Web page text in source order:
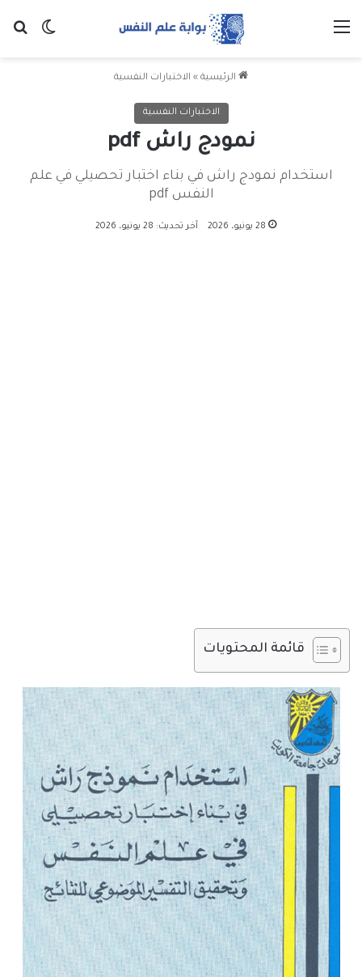
الرئيسية » الاختبارات النفسية
الاختبارات النفسية
نمودج راش pdf
استخدام نمودج راش في بناء اختبار تحصيلي في علم
النفس pdf
28 يونيو، 2026 آخر تحديث: 28 يونيو، 2026
قائمة المحتويات